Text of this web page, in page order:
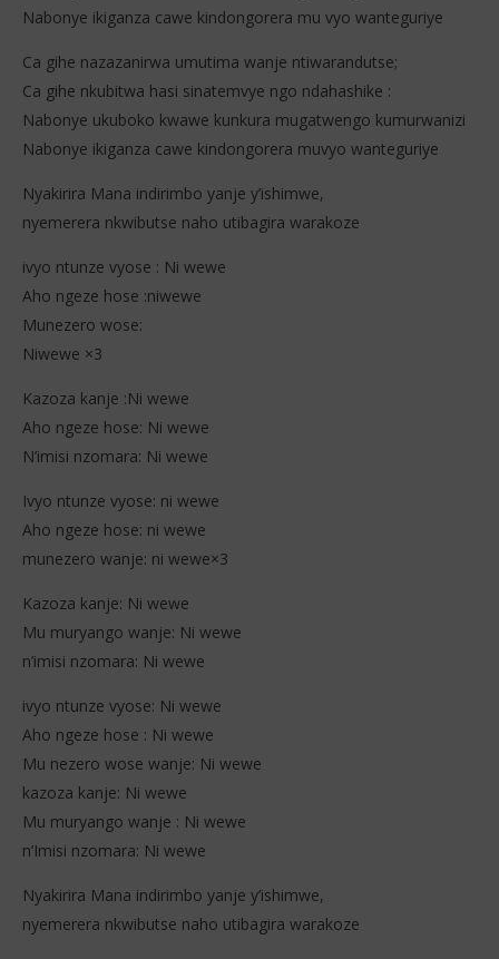
NOW VIEWING
Yanick Uttar – NI WEWE (Lyrics)
18
2025
Stone
Nabonye ikiganza cawe kindongorera mu vyo wanteguriye
Ca gihe nazazanirwa umutima wanje ntiwarandutse;
Ca gihe nkubitwa hasi sinatemvye ngo ndahashike :
Nabonye ukuboko kwawe kunkura mugatwengo kumurwanizi
Nabonye ikiganza cawe kindongorera muvyo wanteguriye
Nyakirira Mana indirimbo yanje y’ishimwe,
nyemerera nkwibutse naho utibagira warakoze
ivyo ntunze vyose : Ni wewe
Aho ngeze hose :niwewe
Munezero wose:
Niwewe ×3
Kazoza kanje :Ni wewe
Aho ngeze hose: Ni wewe
N’imisi nzomara: Ni wewe
Ivyo ntunze vyose: ni wewe
Aho ngeze hose: ni wewe
munezero wanje: ni wewe×3
Kazoza kanje: Ni wewe
Mu muryango wanje: Ni wewe
n’imisi nzomara: Ni wewe
ivyo ntunze vyose: Ni wewe
Aho ngeze hose : Ni wewe
Mu nezero wose wanje: Ni wewe
kazoza kanje: Ni wewe
Mu muryango wanje : Ni wewe
n’Imisi nzomara: Ni wewe
Nyakirira Mana indirimbo yanje y’ishimwe,
nyemerera nkwibutse naho utibagira warakoze